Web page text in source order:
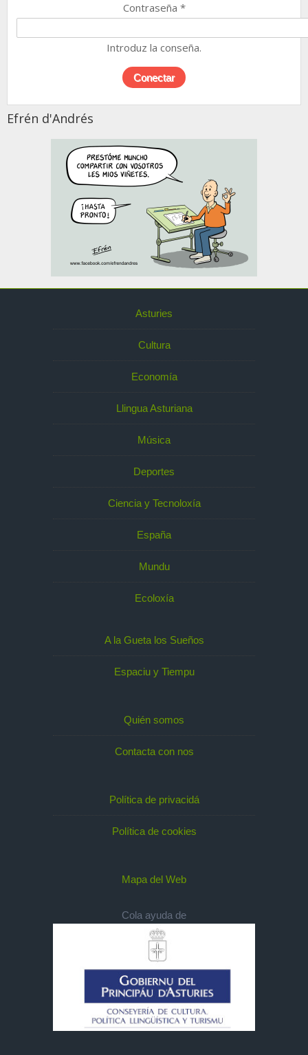
Contraseña *
Introduz la conseña.
Efrén d'Andrés
Asturies
Cultura
Economía
Llingua Asturiana
Música
Deportes
Ciencia y Tecnoloxía
España
Mundu
Ecoloxía
A la Gueta los Sueños
Espaciu y Tiempu
Quién somos
Contacta con nos
Política de privacidá
Política de cookies
Mapa del Web
Cola ayuda de